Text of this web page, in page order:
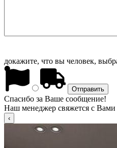
докажите, что вы человек,
Спасибо за Ваше сообщение!
Наш менеджер свяжется с